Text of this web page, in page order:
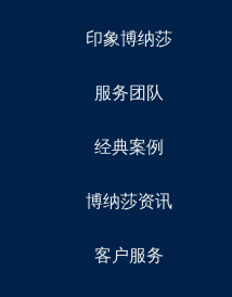
印象博纳莎
服务团队
经典案例
博纳莎资讯
客户服务